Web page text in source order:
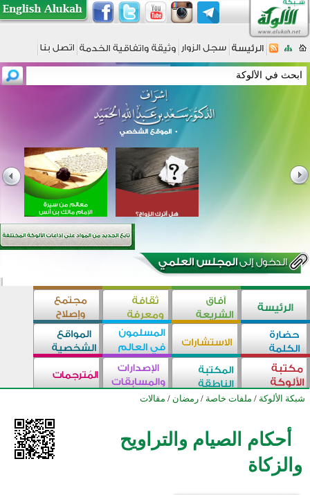
شبكة الألوكة / ملفات خاصة / رمضان / مقالات
أحكام الصيام والتراويح
والزكاة